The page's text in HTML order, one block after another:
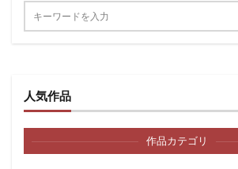
人気作品
作品カテゴリ